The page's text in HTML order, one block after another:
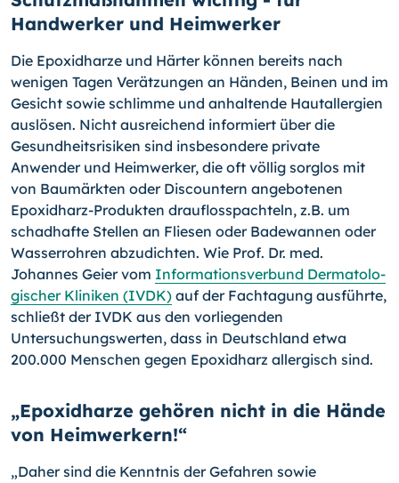
Handwerker und Heimwerker
Die Epoxidharze und Härter können bereits nach
wenigen Ta­gen Verätzungen an Händen, Beinen und im
Gesicht sowie schlimme und anhaltende Hautallergien
auslösen. Nicht aus­reichend informiert über die
Gesundheitsrisiken sind insbeson­dere private
Anwender und Heimwerker, die oft völlig sorglos mit
von Baumärkten oder Discountern angebotenen
Epoxid­harz-Produkten drauflosspachteln, z.B. um
schadhafte Stellen an Fliesen oder Badewannen oder
Wasserrohren abzudichten. Wie Prof. Dr. med.
Johannes Geier vom Informationsverbund Dermatolo­
gischer Kliniken (IVDK) auf der Fachtagung ausführ­te,
schließt der IVDK aus den vorliegenden
Untersuchungswer­ten, dass in Deutschland etwa
200.000 Menschen gegen Epo­xidharz allergisch sind.
„Epoxidharze gehören nicht in die Hände
von Heimwerkern!“
„Daher sind die Kenntnis der Gefahren sowie